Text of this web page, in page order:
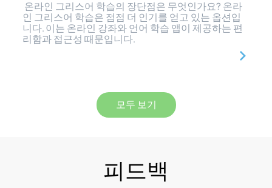
온라인 그리스어 학습의 장단점은 무엇인가요? 온라
인 그리스어 학습은 점점 더 인기를 얻고 있는 옵션입
니다. 이는 온라인 강좌와 언어 학습 앱이 제공하는 편
리함과 접근성 때문입니다.
모두 보기
피드백